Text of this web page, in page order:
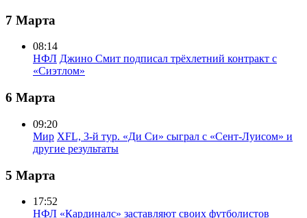
7 Марта
08:14
НФЛ Джино Смит подписал трёхлетний контракт с
«Сиэтлом»
6 Марта
09:20
Мир XFL, 3-й тур. «Ди Си» сыграл с «Сент-Луисом» и
другие результаты
5 Марта
17:52
НФЛ «Кардиналс» заставляют своих футболистов